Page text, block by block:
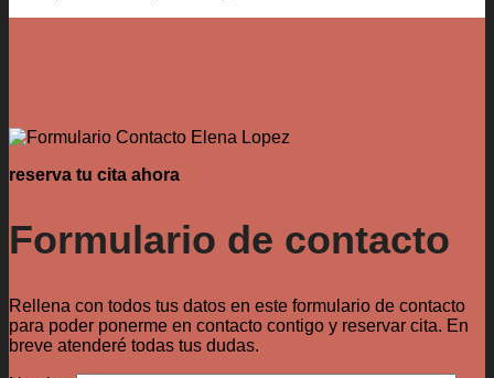
reserva tu cita ahora
Formulario de contacto
Rellena con todos tus datos en este formulario de contacto
para poder ponerme en contacto contigo y reservar cita. En
breve atenderé todas tus dudas.